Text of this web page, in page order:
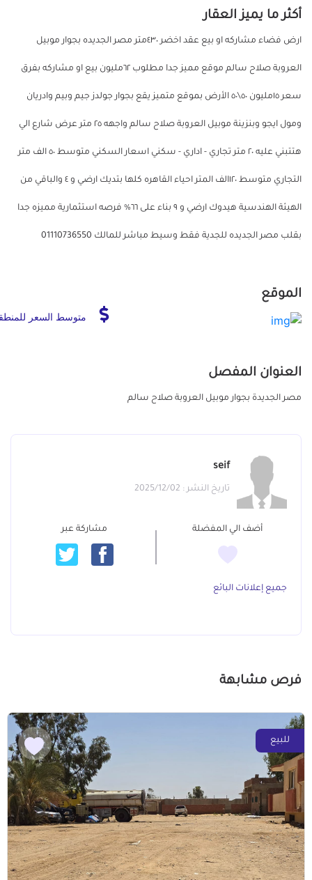
أكثر ما يميز العقار
ارض فضاء مشاركه او بيع عقد اخضر ٤٣٠متر مصر الجديده بجوار موبيل
العروبة صلاح سالم موقع مميز جدا مطلوب ٦٢مليون بيع او مشاركه بفرق
سعر ١٥مليون ٥٠\٥٠ الأرض بموقع متميز يقع بجوار جولدز جيم وبيم وادريان
ومول ايجو وبنزينة موبيل العروبة صلاح سالم واجهه ٢٥ متر عرض شارع الي
هتتبني عليه ٢٠ متر تجاري - اداري - سكني اسعار السكني متوسط ٥٠ الف متر
التجاري متوسط ١٢٠الف المتر احياء القاهره كلها بتديك ارضي و ٤ والباقي من
الهيئة الهندسية هيدوك ارضي و ٩ بناء على ٦٦% فرصه استثمارية مميزه جدا
بقلب مصر الجديده للجدية فقط وسيط مباشر للمالك 01110736550
الموقع
متوسط السعر
العنوان المفصل
مصر الجديدة بجوار موبيل العروبة صلاح سالم
seif
تاريخ النشر : 2025/12/02
أضف الي المفضلة مشاركة عبر
جميع إعلانات البائع
فرص مشابهة
للبيع